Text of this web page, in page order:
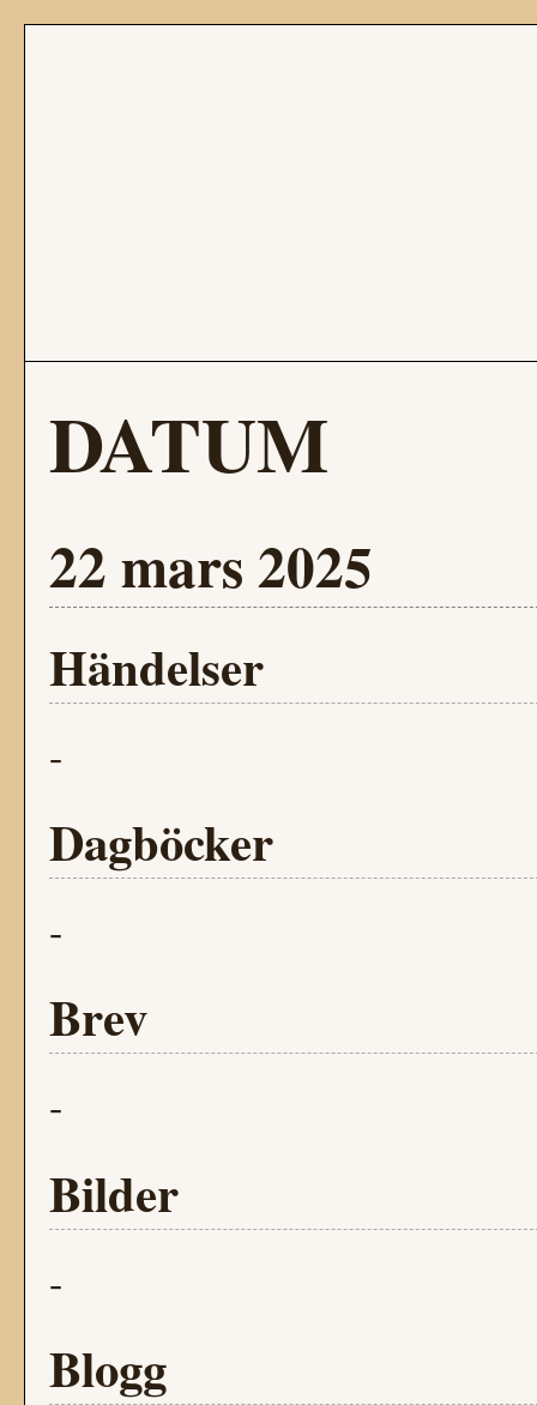
DATUM
22 mars 2025
Händelser
-
Dagböcker
-
Brev
-
Bilder
-
Blogg